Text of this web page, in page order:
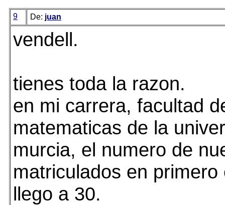
9 De: juan
vendell.
tienes toda la razon.
en mi carrera, facultad
matematicas de la
murcia, el numero de
matriculados en primero
llego a 30.